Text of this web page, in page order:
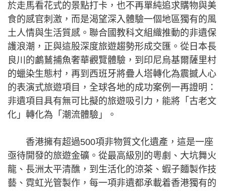
於走馬看花式的景點打卡，也不再單純追求購物與美
食的感官刺激，而是渴望深入體驗一個地區獨有的風
土人情與生活質感。聯合國教科文組織推動的非遺保
護浪潮，正與這股深度旅遊趨勢形成交匯。從日本長
良川的鸕鶿捕魚奢華觀覽體驗，到印尼烏基爾薩里村
的蠟染生態村，再到西班牙將疊人塔轉化為震撼人心
的表演式旅遊項目，全球各地的成功案例一再證明：
非遺項目具有無可比擬的旅遊吸引力，能將「古老文
化」轉化為「潮流體驗」。
香港擁有超過500項非物質文化遺產，這是一座
亟待開發的旅遊金礦。從最高級別的粵劇、大坑舞火
龍、長洲太平清醮，到生活化的涼茶、蝦子麵製作技
藝、霓虹光管製作，每一項非遺都承載着香港獨有的